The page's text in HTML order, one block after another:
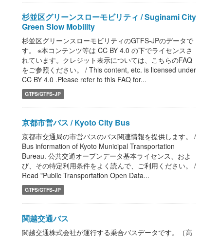
杉並区グリーンスローモビリティ / Suginami City
Green Slow Mobility
杉並区グリーンスローモビリティのGTFS-JPのデータで
す。 ※本コンテンツ等は CC BY 4.0 の下でライセンスさ
れています。クレジット表示については、こちらのFAQ
をご参照ください。 / This content, etc. is licensed under
CC BY 4.0 .Please refer to this FAQ for...
GTFS/GTFS-JP
京都市営バス / Kyoto City Bus
京都市交通局の市営バスのバス関連情報を提供します。 /
Bus information of Kyoto Municipal Transportation
Bureau. 公共交通オープンデータ基本ライセンス、およ
び、その特定利用条件をよく読んで、ご利用ください。 /
Read "Public Transportation Open Data...
GTFS/GTFS-JP
関越交通バス
関越交通株式会社が運行する乗合バスデータです。（高